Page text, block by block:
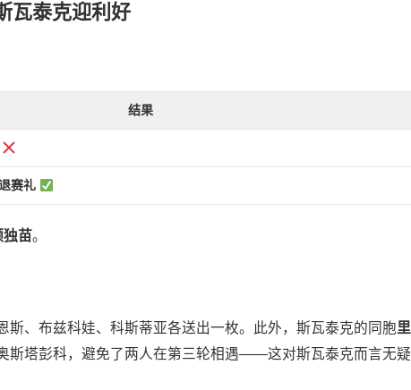
瓦泰克迎利好
结果
赛礼
独苗。
斯、布兹科娃、科斯蒂亚各送出一枚。此外，斯瓦泰克的同胞里
斯塔彭科，避免了两人在第三轮相遇——这对斯瓦泰克而言无疑